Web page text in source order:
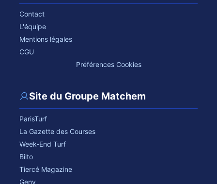
Contact
L'équipe
Mentions légales
CGU
Préférences Cookies
Site du Groupe Matchem
ParisTurf
La Gazette des Courses
Week-End Turf
Bilto
Tiercé Magazine
Geny